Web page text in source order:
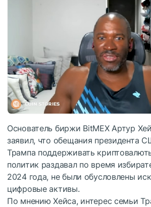
Основатель биржи BitMEX Артур
заявил, что обещания президента
Трампа поддерживать
политик раздавал по время
2024 года, не были обусловлены
цифровые активы.
По мнению Хейса, интерес семьи